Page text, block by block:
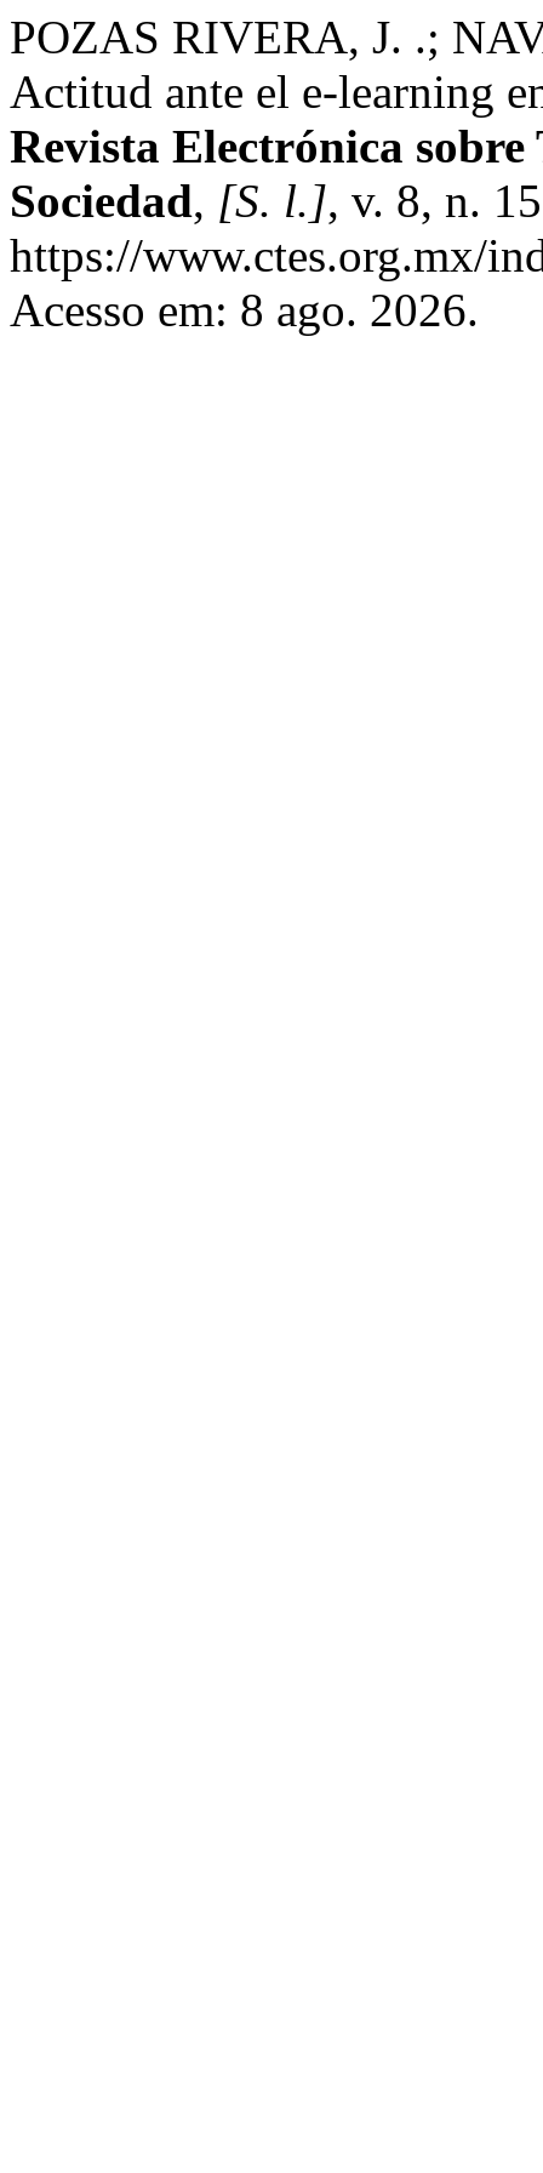
POZAS RIVERA, J. .;
Actitud ante el e-learning
Revista Electrónica
Sociedad, [S. l.], v. 8, n.
https://www.ctes.org.mx/
Acesso em: 8 ago. 2026.